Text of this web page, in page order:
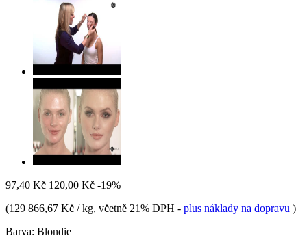
97,40 Kč 120,00 Kč -19%
(129 866,67 Kč / kg, včetně 21% DPH - plus náklady na dopravu )
Barva: Blondie